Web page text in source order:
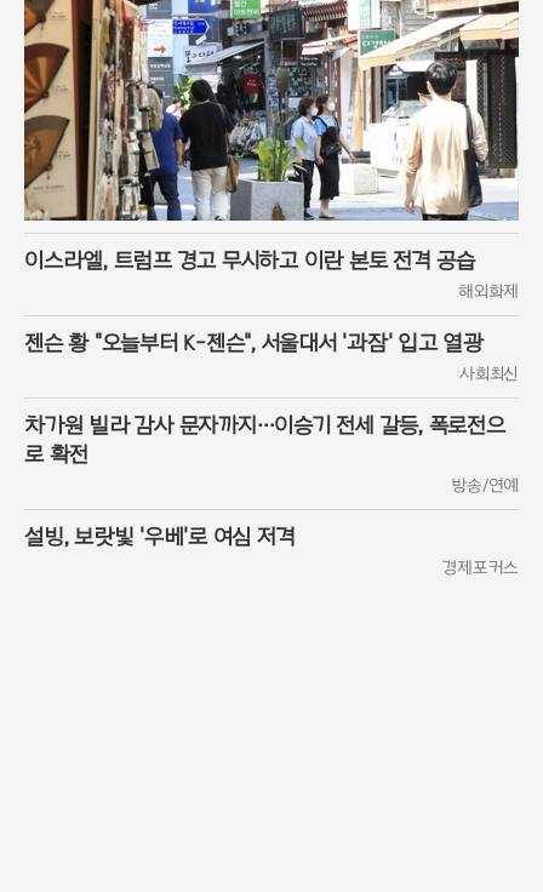
이스라엘, 트럼프 경고 무시하고 이란 본토 전격 공습
해외화제
젠슨 황 "오늘부터 K-젠슨", 서울대서 '과잠' 입고 열광
사회최신
차가원 빌라 감사 문자까지…이승기 전세 갈등, 폭로전으
로 확전
방송/연예
설빙, 보랏빛 '우베'로 여심 저격
경제포커스